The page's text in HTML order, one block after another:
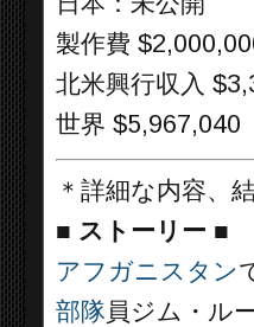
製作費
北米興行収入
世界 $5,967,040
＊詳細な内容、
■ ストーリー ■
アフガニスタン
部隊 員ジム・ル